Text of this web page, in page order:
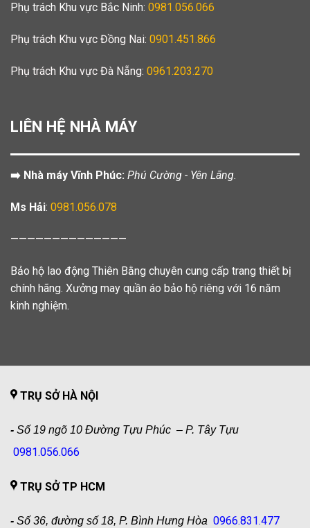
Phụ trách Khu vực Bắc Ninh: 0981.056.066
Phụ trách Khu vực Đồng Nai: 0901.451.866
Phụ trách Khu vực Đà Nẵng: 0961.203.270
LIÊN HỆ NHÀ MÁY
➡️ Nhà máy Vĩnh Phúc: Phú Cường - Yên Lãng.
Ms Hải: 0981.056.078
——————————————
Bảo hộ lao động Thiên Bằng chuyên cung cấp trang thiết bị
chính hãng. Xưởng may quần áo bảo hộ riêng với 16 năm
kinh nghiệm.
TRỤ SỞ HÀ NỘI
- Số 19 ngõ 10 Đường Tựu Phúc – P. Tây Tựu
0981.056.066
TRỤ SỞ TP HCM
- Số 36, đường số 18, P. Bình Hưng Hòa 0966.831.477